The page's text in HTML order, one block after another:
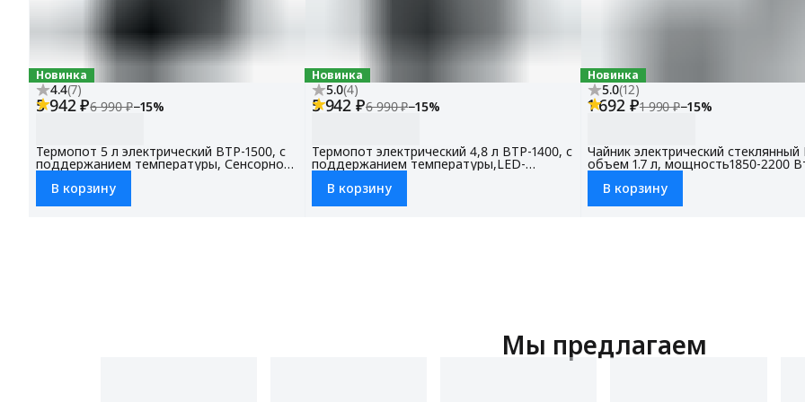
Новинка
4.4(7)
5 942 ₽6 990 ₽−15%
Термопот 5 л электрический BTP-1500, с
поддержанием температуры, Сенсорное
управление, Блокировка от детей
В корзину
Новинка
5.0(4)
5 942 ₽6 990 ₽−15%
Термопот электрический 4,8 л BTP-1400, с
поддержанием температуры,LED-
дисплей, Блокировка от детей
В корзину
Новинка
5.0(12)
1 692 ₽1 990 ₽−15%
Чайник электрический стеклянный
объем 1.7 л, мощность1850-2200
контроллер STRIX
В корзину
Мы предлагаем